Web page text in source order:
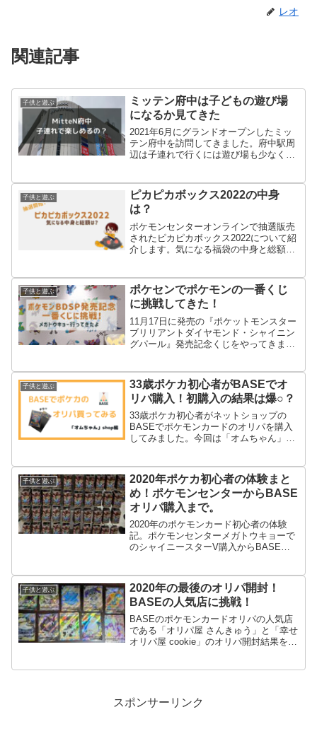
レオ
関連記事
子供と遊ぶ
ミッテン府中は子どもの遊び場
になるか見てきた
2021年6月にグランドオープンしたミッ
テン府中を訪問してきました。府中駅周
辺は子連れで行くには遊び場も少なく困
た。
子供と遊ぶ
ピカピカボックス2022の中身
は？
ポケモンセンターオンラインで抽選販売
されたピカピカボックス2022について紹
介します。気になる福袋の中身と総額に
子供と遊ぶ
ポケセンでポケモンの一番くじ
に挑戦してきた！
11月17日に発売の『ポケットモンスター
ブリリアントダイヤモンド・シャイニン
グパール』発売記念くじをやってきまし
子供と遊ぶ
33歳ポケカ初心者がBASEでオ
リパ購入！初購入の結果は爆○？
33歳ポケカ初心者がネットショップの
BASEでポケモンカードのオリパを購入
してみました。今回は「オムちゃん」
さかの爆○でした。
子供と遊ぶ
2020年ポケカ初心者の体験まと
め！ポケモンセンターからBASE
オリパ購入まで。
2020年のポケモンカード初心者の体験
記。ポケモンセンターメガトウキョーで
のシャイニースターV購入からBASEで
う、幸せオリパ屋等、BASE人気店の結
果盛りだくさんのまとめ記事です。
子供と遊ぶ
2020年の最後のオリパ開封！
BASEの人気店に挑戦！
BASEのポケモンカードオリパの人気店
である「オリパ屋 さんきゅう」と「幸せ
オリパ屋 cookie」のオリパ開封結果を紹
スポンサーリンク